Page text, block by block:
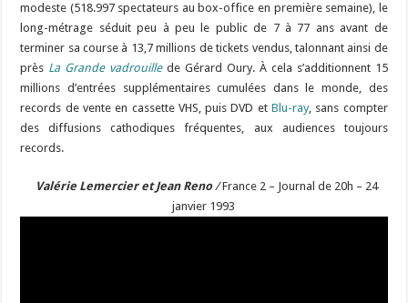
modeste (518.997 spectateurs au box-office en première semaine), le
long-métrage séduit peu à peu le public de 7 à 77 ans avant de
terminer sa course à 13,7 millions de tickets vendus, talonnant ainsi de
près La Grande vadrouille de Gérard Oury. À cela s’additionnent 15
millions d’entrées supplémentaires cumulées dans le monde, des
records de vente en cassette VHS, puis DVD etBlu-ray, sans compter
des diffusions cathodiques fréquentes, aux audiences toujours
records.
Valérie Lemercier et Jean Reno/France 2 – Journal de 20h – 24
janvier 1993